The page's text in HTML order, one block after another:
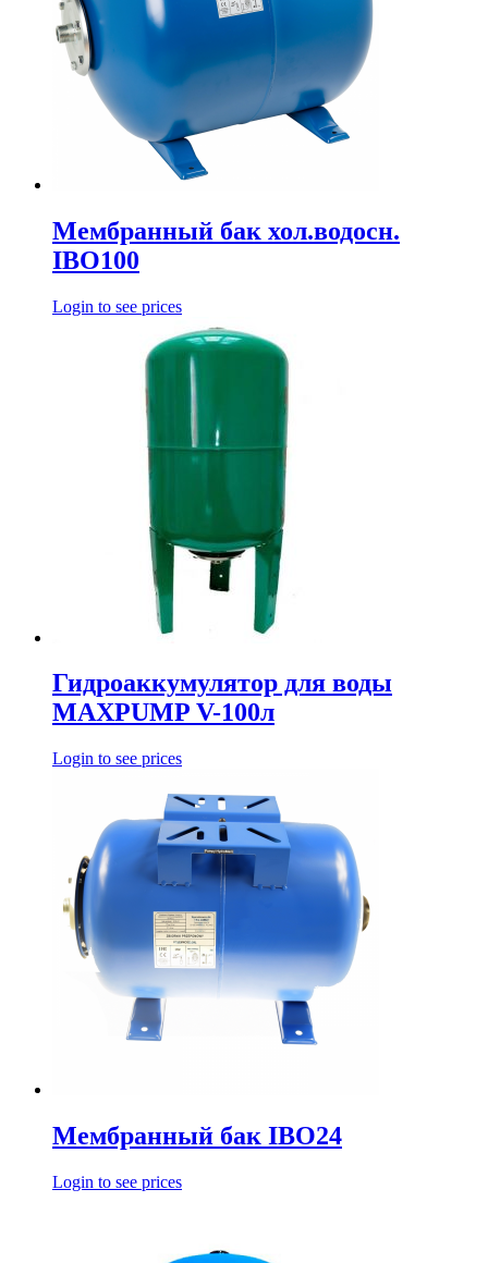
Мембранный бак хол.водосн.
IBO100
Login to see prices
Гидроаккумулятор для воды
MAXPUMP V-100л
Login to see prices
Мембранный бак IBO24
Login to see prices